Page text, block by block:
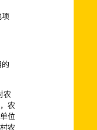
项
农
农
位
农